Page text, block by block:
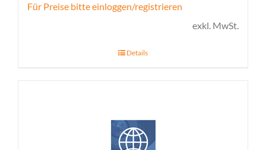
Für Preise bitte einloggen/registrieren
exkl. MwSt.
Details